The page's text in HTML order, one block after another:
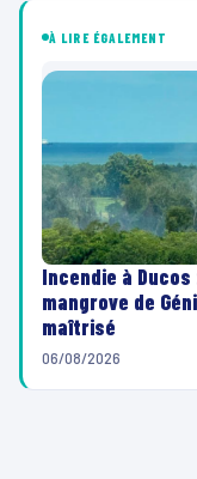
À LIRE ÉGALEMENT
Incendie à
mangrove de
maîtrisé
06/08/2026